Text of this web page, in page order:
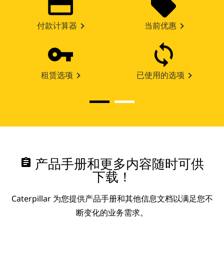
付款计算器 当前优惠
租赁选项 已使用的选项
assignment 产品手册和更多内容随时可供
下载！
Caterpillar 为您提供产品手册和其他信息文档以满足您不
断变化的业务需求。